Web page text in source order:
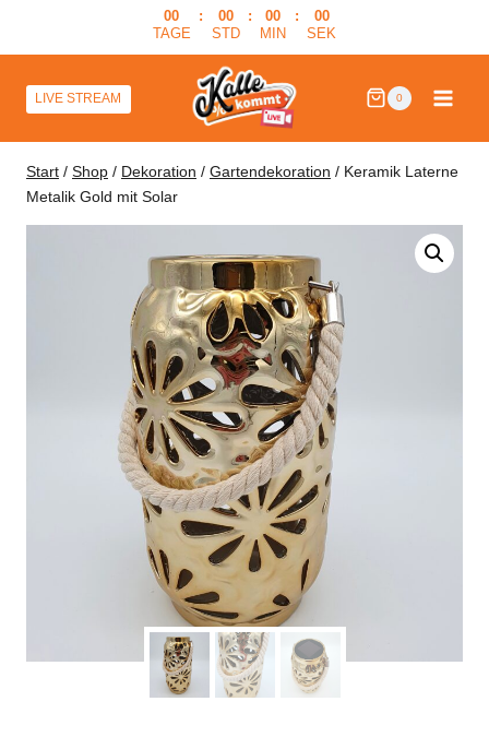
00
TAGE
:
00
STD
:
00
MIN
:
00
SEK
LIVE STREAM 0
Start / Shop / Dekoration / Gartendekoration / Keramik Laterne
Metalik Gold mit Solar